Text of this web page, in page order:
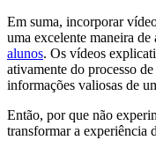
Em suma, incorporar
uma excelente maneira
alunos. Os vídeos
ativamente do processo
informações valiosas de
Então, por que não
transformar a experiência